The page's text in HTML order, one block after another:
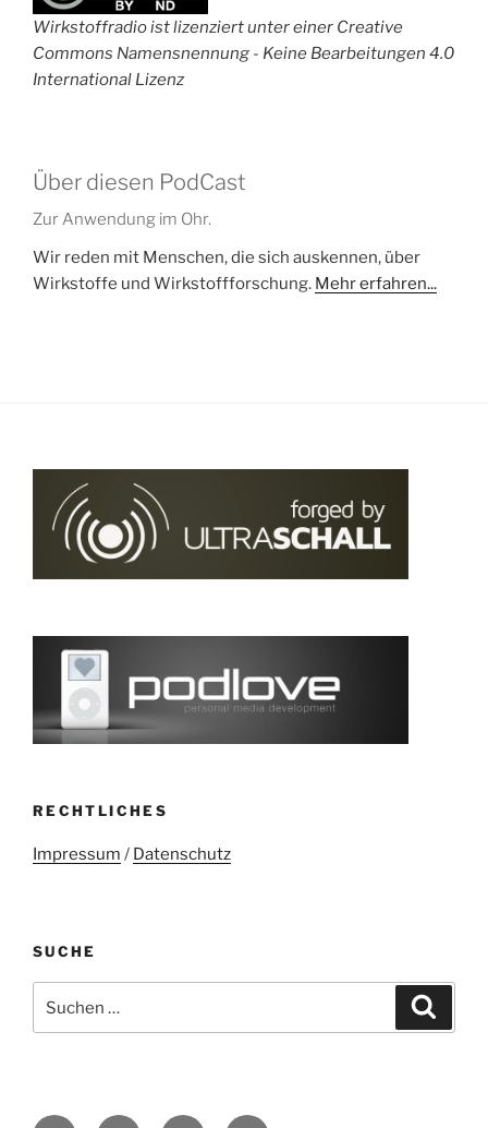
Wirkstoffradio ist lizenziert unter einer Creative
Commons Namensnennung - Keine Bearbeitungen 4.0
International Lizenz
Über diesen PodCast
Zur Anwendung im Ohr.
Wir reden mit Menschen, die sich auskennen, über
Wirkstoffe und Wirkstoffforschung. Mehr erfahren...
RECHTLICHES
Impressum / Datenschutz
SUCHE
nach: